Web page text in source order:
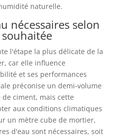
naturelle.
nécessaires selon
l'étape la plus délicate de la
car elle influence
et ses performances
préconise un demi-volume
ciment, mais cette
aux conditions climatiques
un mètre cube de mortier,
d'eau sont nécessaires, soit